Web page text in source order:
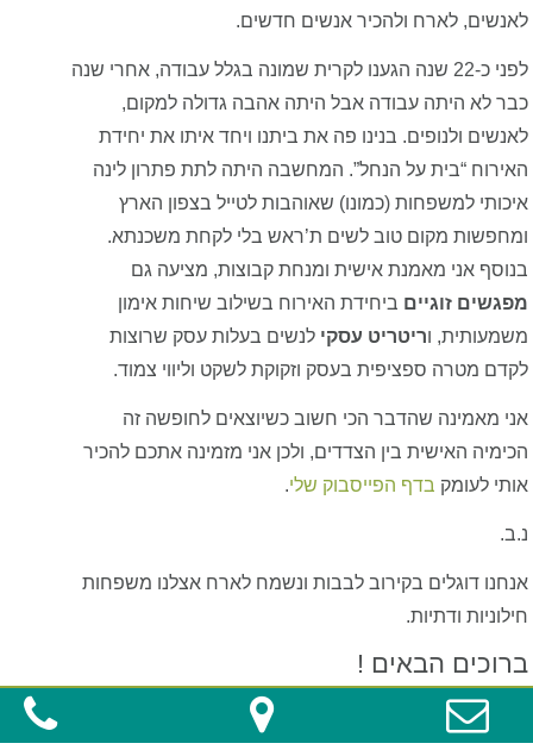
לאנשים, לארח ולהכיר אנשים חדשים.
לפני כ-22 שנה הגענו לקרית שמונה בגלל עבודה, אחרי שנה
כבר לא היתה עבודה אבל היתה אהבה גדולה למקום,
לאנשים ולנופים. בנינו פה את ביתנו ויחד איתו את יחידת
האירוח “בית על הנחל”. המחשבה היתה לתת פתרון לינה
איכותי למשפחות (כמונו) שאוהבות לטייל בצפון הארץ
ומחפשות מקום טוב לשים ת’ראש בלי לקחת משכנתא.
בנוסף אני מאמנת אישית ומנחת קבוצות, מציעה גם
מפגשים זוגיים ביחידת האירוח בשילוב שיחות אימון
משמעותית, וריטריט עסקי לנשים בעלות עסק שרוצות
לקדם מטרה ספציפית בעסק וזקוקת לשקט וליווי צמוד.
אני מאמינה שהדבר הכי חשוב כשיוצאים לחופשה זה
הכימיה האישית בין הצדדים, ולכן אני מזמינה אתכם להכיר
אותי לעומק בדף הפייסבוק שלי.
נ.ב.
אנחנו דוגלים בקירוב לבבות ונשמח לארח אצלנו משפחות
חילוניות ודתיות.
ברוכים הבאים !
בניית אתר וורדפרס